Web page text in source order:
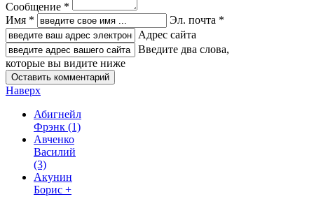
Сообщение *
Имя *
Эл. почта *
Адрес сайта
Введите два слова,
которые вы видите ниже
Наверх
Абигнейл
Фрэнк (1)
Авченко
Василий
(3)
Акунин
Борис +